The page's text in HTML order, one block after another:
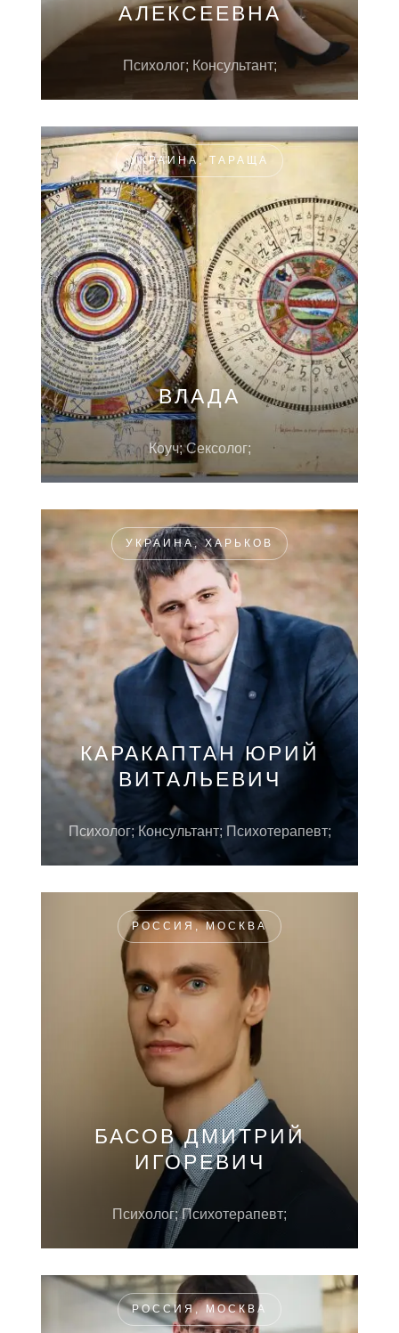
АЛЕКСЕЕВНА
Психолог; Консультант;
УКРАИНА, ТАРАЩА
ВЛАДА
Коуч; Сексолог;
УКРАИНА, ХАРЬКОВ
КАРАКАПТАН ЮРИЙ
ВИТАЛЬЕВИЧ
Психолог; Консультант; Психотерапевт;
РОССИЯ, МОСКВА
БАСОВ ДМИТРИЙ
ИГОРЕВИЧ
Психолог; Психотерапевт;
РОССИЯ, МОСКВА